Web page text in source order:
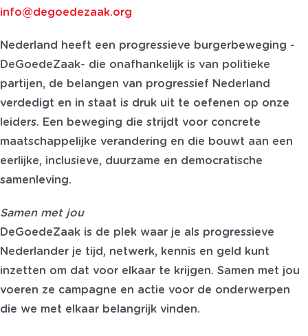
info@degoedezaak.org
Nederland heeft een progressieve burgerbeweging -
DeGoedeZaak- die onafhankelijk is van politieke
partijen, de belangen van progressief Nederland
verdedigt en in staat is druk uit te oefenen op onze
leiders. Een beweging die strijdt voor concrete
maatschappelijke verandering en die bouwt aan een
eerlijke, inclusieve, duurzame en democratische
samenleving.
Samen met jou
DeGoedeZaak is de plek waar je als progressieve
Nederlander je tijd, netwerk, kennis en geld kunt
inzetten om dat voor elkaar te krijgen. Samen met jou
voeren ze campagne en actie voor de onderwerpen
die we met elkaar belangrijk vinden.